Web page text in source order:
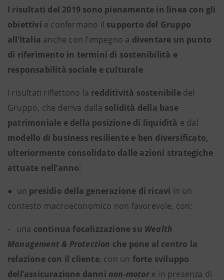
I risultati del 2019 sono pienamente in linea con gli
obiettivi e confermano il supporto del Gruppo
all’Italia anche con l’impegno a diventare un punto
di riferimento in termini di sostenibilità e
responsabilità sociale e culturale.
I risultati riflettono la redditività sostenibiledel
Gruppo, che deriva dalla solidità della base
patrimoniale e della posizione di liquidità e dal
modello di business resiliente e ben diversificato,
ulteriormente consolidato dalle azioni strategiche
attuate nell’anno:
● un presidio della generazione di ricavi in un
contesto macroeconomico non favorevole, con:
- una continua focalizzazione su Wealth
Management & Protection che pone al centro la
relazione con il cliente, con un forte sviluppo
dell’assicurazione danni non-motore in presenza di